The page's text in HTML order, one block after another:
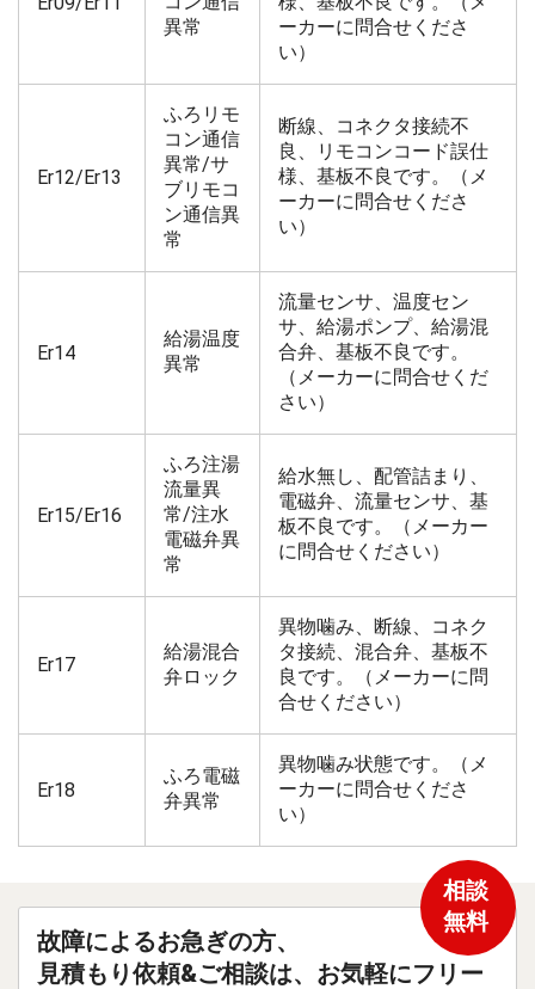
異常
ーカーに問合せくださ
い）
Er12/Er13
ふろリモ
コン通信
異常/サ
ブリモコ
ン通信異
常
断線、コネクタ接続不
良、リモコンコード誤仕
様、基板不良です。（メ
ーカーに問合せくださ
い）
Er14
給湯温度
異常
流量センサ、温度セン
サ、給湯ポンプ、給湯混
合弁、基板不良です。
（メーカーに問合せくだ
さい）
Er15/Er16
ふろ注湯
流量異
常/注水
電磁弁異
常
給水無し、配管詰まり、
電磁弁、流量センサ、基
板不良です。（メーカー
に問合せください）
Er17
給湯混合
弁ロック
異物噛み、断線、コネク
タ接続、混合弁、基板不
良です。（メーカーに問
合せください）
Er18
ふろ電磁
弁異常
異物噛み状態です。（メ
ーカーに問合せくださ
い）
故障によるお急ぎの方、
見積もり依頼&ご相談は、お気軽にフリー
相談
無料